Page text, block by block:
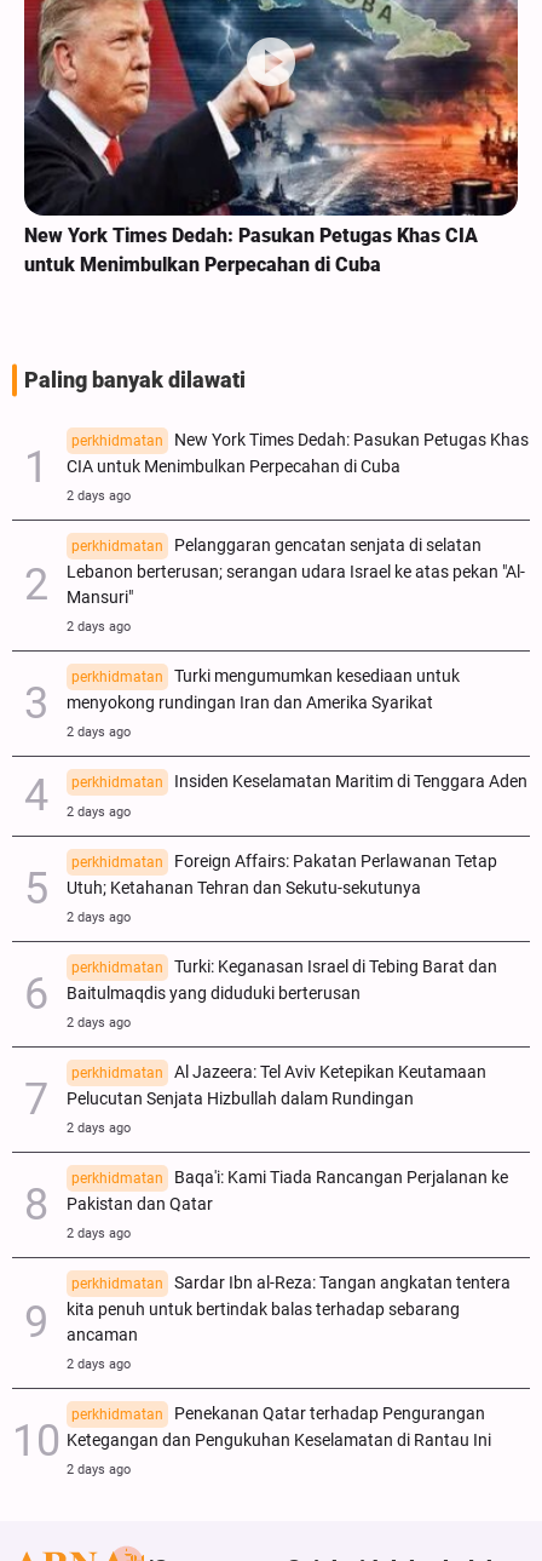
New York Times Dedah: Pasukan Petugas Khas CIA
untuk Menimbulkan Perpecahan di Cuba
Paling banyak dilawati
perkhidmatan
New York Times Dedah: Pasukan Petugas Khas
CIA untuk Menimbulkan Perpecahan di Cuba
2 days ago
perkhidmatan
Pelanggaran gencatan senjata di selatan
Lebanon berterusan; serangan udara Israel ke atas pekan "Al-
Mansuri"
2 days ago
perkhidmatan
Turki mengumumkan kesediaan untuk
menyokong rundingan Iran dan Amerika Syarikat
2 days ago
perkhidmatan Insiden Keselamatan Maritim di Tenggara Aden
2 days ago
perkhidmatan
Foreign Affairs: Pakatan Perlawanan Tetap
Utuh; Ketahanan Tehran dan Sekutu-sekutunya
2 days ago
perkhidmatan
Turki: Keganasan Israel di Tebing Barat dan
Baitulmaqdis yang diduduki berterusan
2 days ago
perkhidmatan
Al Jazeera: Tel Aviv Ketepikan Keutamaan
Pelucutan Senjata Hizbullah dalam Rundingan
2 days ago
perkhidmatan
Baqa'i: Kami Tiada Rancangan Perjalanan ke
Pakistan dan Qatar
2 days ago
perkhidmatan
Sardar Ibn al-Reza: Tangan angkatan tentera
kita penuh untuk bertindak balas terhadap sebarang
ancaman
2 days ago
perkhidmatan
Penekanan Qatar terhadap Pengurangan
Ketegangan dan Pengukuhan Keselamatan di Rantau Ini
2 days ago